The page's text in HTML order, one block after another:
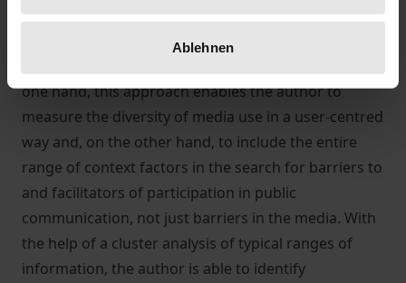
Ablehnen
two disciplines were combined: the ICF classification
system from inclusion research and the scope of
one hand, this approach enables the author to
measure the diversity of media use in a user-centred
way and, on the other hand, to include the entire
range of context factors in the search for barriers to
and facilitators of participation in public
communication, not just barriers in the media. With
the help of a cluster analysis of typical ranges of
information, the author is able to identify